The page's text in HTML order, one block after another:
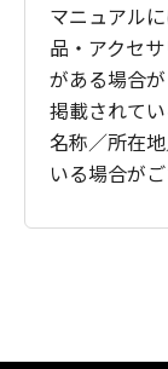
マニュアル
品・アクセ
がある場合が
掲載されて
名称／所在
いる場合がご